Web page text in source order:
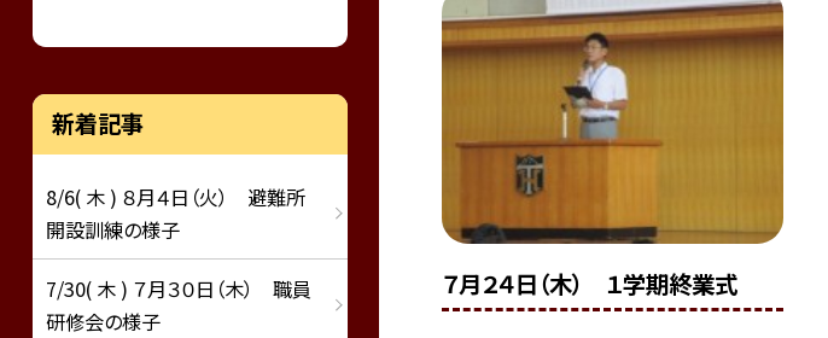
７月２４日（木） １学期終業式
新着記事
8/6( 木 ) ８月４日（火） 避難所
開設訓練の様子
7/30( 木 ) ７月３０日（木） 職員
研修会の様子